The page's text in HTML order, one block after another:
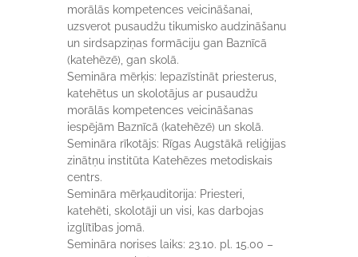
morālās kompetences veicināšanai,
uzsverot pusaudžu tikumisko audzināšanu
un sirdsapziņas formāciju gan Baznīcā
(katehēzē), gan skolā.
Semināra mērķis: Iepazīstināt priesterus,
katehētus un skolotājus ar pusaudžu
morālās kompetences veicināšanas
iespējām Baznīcā (katehēzē) un skolā.
Semināra rīkotājs: Rīgas Augstākā reliģijas
zinātņu institūta Katehēzes metodiskais
centrs.
Semināra mērķauditorija: Priesteri,
katehēti, skolotāji un visi, kas darbojas
izglītības jomā.
Semināra norises laiks: 23.10. pl. 15.00 –